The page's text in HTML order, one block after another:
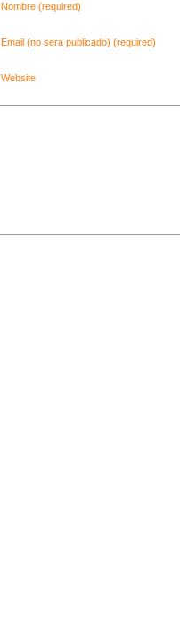
Nombre (required)
Email (no sera publicado) (required)
Website